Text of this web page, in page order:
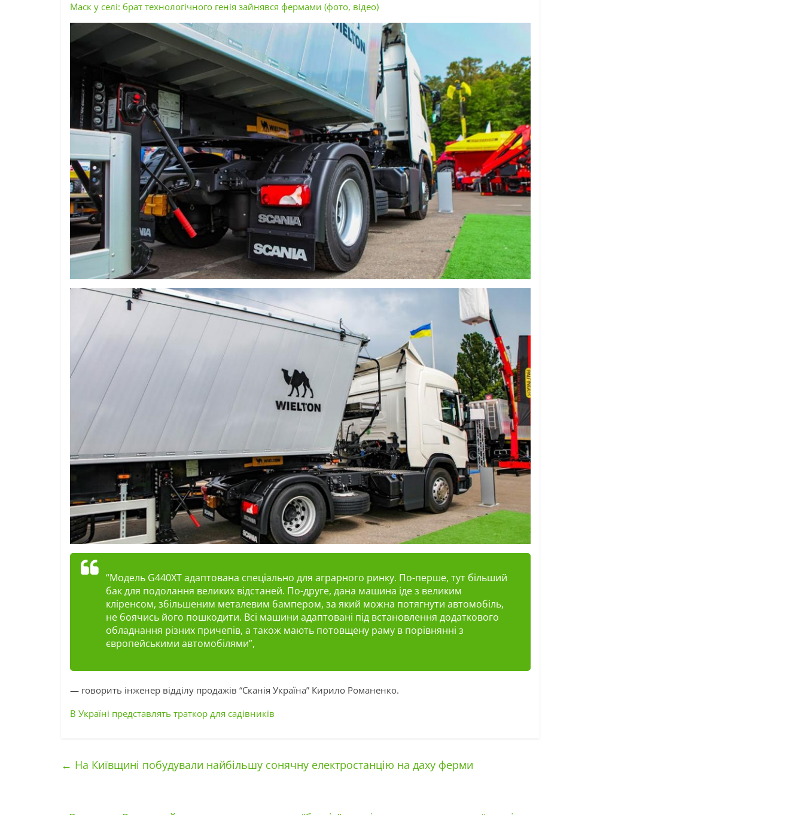
Маск у селі: брат технологічного генія зайнявся фермами (фото, відео)
“Модель G440XT адаптована спеціально для аграрного ринку. По-перше, тут більший
бак для подолання великих відстаней. По-друге, дана машина іде з великим
кліренсом, збільшеним металевим бампером, за який можна потягнути автомобіль,
не боячись його пошкодити. Всі машини адаптовані під встановлення додаткового
обладнання різних причепів, а також мають потовщену раму в порівнянні з
європейськими автомобілями”,
— говорить інженер відділу продажів “Сканія Україна” Кирило Романенко.
В Україні представлять траткор для садівників
← На Київщині побудували найбільшу сонячну електростанцію на даху ферми